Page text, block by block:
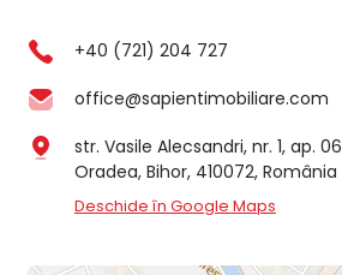
+40 (721) 204 727
office@sapientimobiliare.com
str. Vasile Alecsandri, nr. 1, ap. 06
Oradea, Bihor, 410072, România
Deschide în Google Maps